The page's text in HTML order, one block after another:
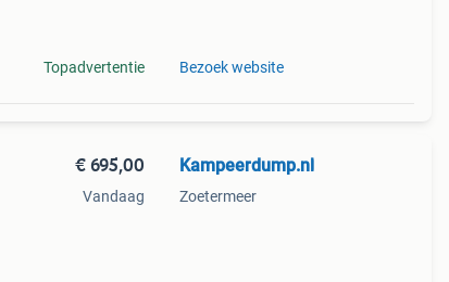
Topadvertentie Bezoek website
€ 695,00
Vandaag
Kampeerdump.nl
Zoetermeer